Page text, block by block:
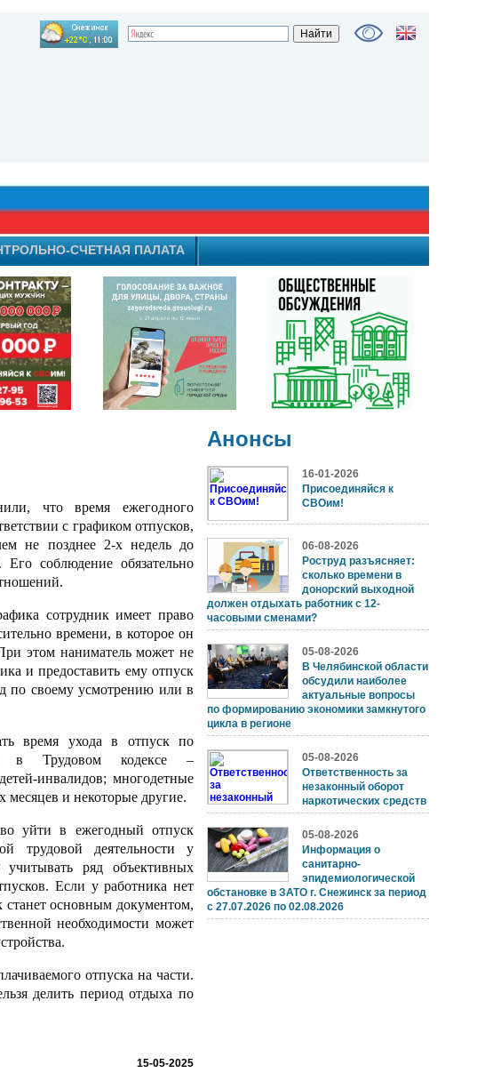
СЧЕТНАЯ ПАЛАТА
что время ежегодного
с графиком отпусков,
не позднее 2-х недель до
Его соблюдение обязательно
сотрудник имеет право
времени, в которое он
этом наниматель может не
и предоставить ему отпуск
по своему усмотрению или в
время ухода в отпуск по
в Трудовом кодексе –
инвалидов; многодетные
месяцев и некоторые другие.
уйти в ежегодный отпуск
трудовой деятельности у
ряд объективных
Если у работника нет
основным документом,
необходимости может
отпуска на части.
делить период отдыха по
15-05-2025
Анонсы
16-01-2026
Присоединяйся к
СВОим!
06-08-2026
Роструд разъясняет:
сколько времени в
донорский выходной
должен отдыхать работник с 12-
часовыми сменами?
05-08-2026
В Челябинской области
обсудили наиболее
актуальные вопросы
по формированию экономики замкнутого
цикла в регионе
05-08-2026
Ответственность за
незаконный оборот
наркотических средств
05-08-2026
Информация о
санитарно-
эпидемиологической
обстановке в ЗАТО г. Снежинск за период
с 27.07.2026 по 02.08.2026